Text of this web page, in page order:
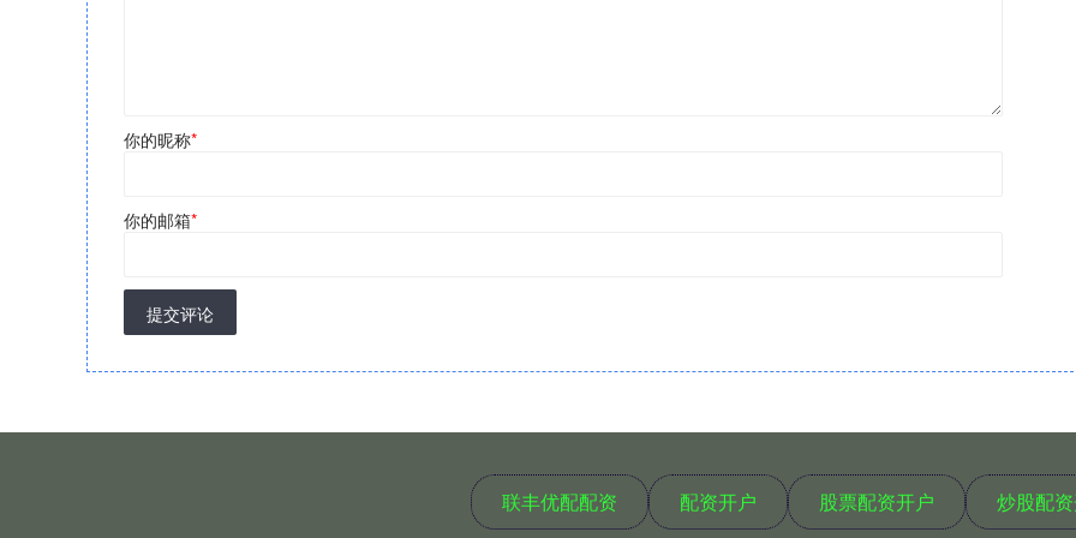
你的昵称*
你的邮箱*
提交评论
联丰优配配资 配资开户 股票配资开户 炒股配